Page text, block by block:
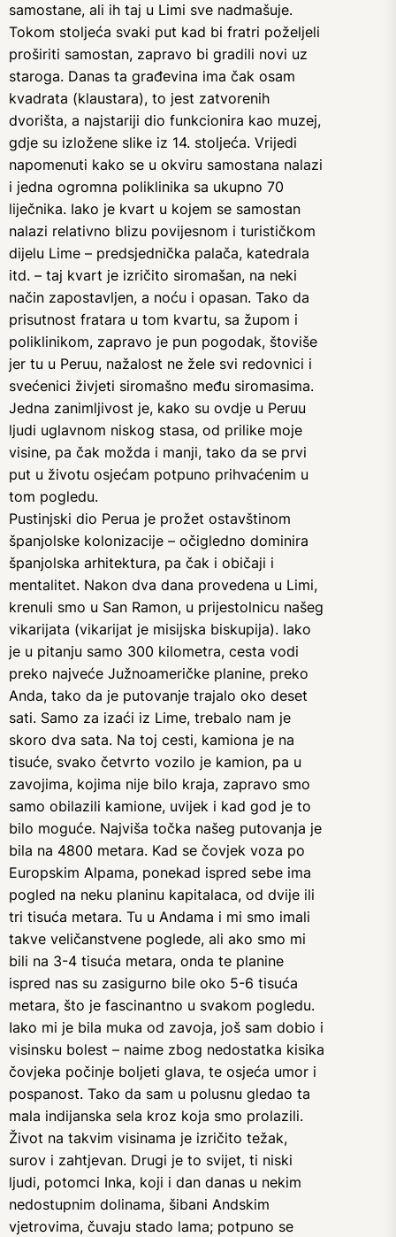
samostane, ali ih taj u Limi sve nadmašuje.
Tokom stoljeća svaki put kad bi fratri poželjeli
proširiti samostan, zapravo bi gradili novi uz
staroga. Danas ta građevina ima čak osam
kvadrata (klaustara), to jest zatvorenih
dvorišta, a najstariji dio funkcionira kao muzej,
gdje su izložene slike iz 14. stoljeća. Vrijedi
napomenuti kako se u okviru samostana nalazi
i jedna ogromna poliklinika sa ukupno 70
liječnika. Iako je kvart u kojem se samostan
nalazi relativno blizu povijesnom i turističkom
dijelu Lime – predsjednička palača, katedrala
itd. – taj kvart je izričito siromašan, na neki
način zapostavljen, a noću i opasan. Tako da
prisutnost fratara u tom kvartu, sa župom i
poliklinikom, zapravo je pun pogodak, štoviše
jer tu u Peruu, nažalost ne žele svi redovnici i
svećenici živjeti siromašno među siromasima.
Jedna zanimljivost je, kako su ovdje u Peruu
ljudi uglavnom niskog stasa, od prilike moje
visine, pa čak možda i manji, tako da se prvi
put u životu osjećam potpuno prihvaćenim u
tom pogledu.
Pustinjski dio Perua je prožet ostavštinom
španjolske kolonizacije – očigledno dominira
španjolska arhitektura, pa čak i običaji i
mentalitet. Nakon dva dana provedena u Limi,
krenuli smo u San Ramon, u prijestolnicu našeg
vikarijata (vikarijat je misijska biskupija). Iako
je u pitanju samo 300 kilometra, cesta vodi
preko najveće Južnoameričke planine, preko
Anda, tako da je putovanje trajalo oko deset
sati. Samo za izaći iz Lime, trebalo nam je
skoro dva sata. Na toj cesti, kamiona je na
tisuće, svako četvrto vozilo je kamion, pa u
zavojima, kojima nije bilo kraja, zapravo smo
samo obilazili kamione, uvijek i kad god je to
bilo moguće. Najviša točka našeg putovanja je
bila na 4800 metara. Kad se čovjek voza po
Europskim Alpama, ponekad ispred sebe ima
pogled na neku planinu kapitalaca, od dvije ili
tri tisuća metara. Tu u Andama i mi smo imali
takve veličanstvene poglede, ali ako smo mi
bili na 3-4 tisuća metara, onda te planine
ispred nas su zasigurno bile oko 5-6 tisuća
metara, što je fascinantno u svakom pogledu.
Iako mi je bila muka od zavoja, još sam dobio i
visinsku bolest – naime zbog nedostatka kisika
čovjeka počinje boljeti glava, te osjeća umor i
pospanost. Tako da sam u polusnu gledao ta
mala indijanska sela kroz koja smo prolazili.
Život na takvim visinama je izričito težak,
surov i zahtjevan. Drugi je to svijet, ti niski
ljudi, potomci Inka, koji i dan danas u nekim
nedostupnim dolinama, šibani Andskim
vjetrovima, čuvaju stado lama; potpuno se